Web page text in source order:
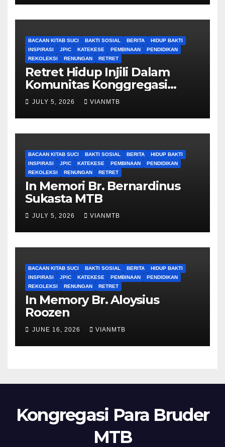
BACAAN KITAB SUCI BAKTI SOSIAL BERITA
HIDUP BAKTI
INSPIRASI
JPIC KATEKESE PEMBINAAN
PENDIDIKAN
REKOLEKSI
RENUNGAN RETRET
Retret Hidup Injili Dalam
Komunitas Konggregasi
Bruder Maria Tak Bernoda
JULY 5, 2026 VIANMTB
BACAAN KITAB SUCI BAKTI SOSIAL BERITA
HIDUP BAKTI
INSPIRASI
JPIC KATEKESE PEMBINAAN
PENDIDIKAN
REKOLEKSI
RENUNGAN RETRET
In Memori Br. Bernardinus
Sukasta MTB
JULY 5, 2026 VIANMTB
BACAAN KITAB SUCI BAKTI SOSIAL BERITA
HIDUP BAKTI
INSPIRASI
JPIC KATEKESE PEMBINAAN
PENDIDIKAN
REKOLEKSI
RENUNGAN RETRET
In Memory Br. Aloysius
Roozen
JUNE 16, 2026 VIANMTB
Kongregasi Para Bruder
MTB